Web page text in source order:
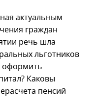
актуальным
граждан
речь шла
льготников
оформить
Каковы
пенсий